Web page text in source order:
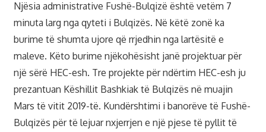
Njësia administrative Fushë-Bulqizë është vetëm 7
minuta larg nga qyteti i Bulqizës. Në këtë zonë ka
burime të shumta ujore që rrjedhin nga lartësitë e
maleve. Këto burime njëkohësisht janë projektuar për
një sërë HEC-esh. Tre projekte për ndërtim HEC-esh ju
prezantuan Këshillit Bashkiak të Bulqizës në muajin
Mars të vitit 2019-të. Kundërshtimi i banorëve të Fushë-
Bulqizës për të lejuar nxjerrjen e një pjese të pyllit të